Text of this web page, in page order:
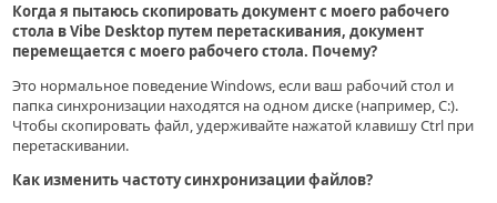
Когда я пытаюсь скопировать документ с моего рабочего
стола в Vibe Desktop путем перетаскивания, документ
перемещается с моего рабочего стола. Почему?
Это нормальное поведение Windows, если ваш рабочий стол и
папка синхронизации находятся на одном диске (например, C:).
Чтобы скопировать файл, удерживайте нажатой клавишу Ctrl при
перетаскивании.
Как изменить частоту синхронизации файлов?